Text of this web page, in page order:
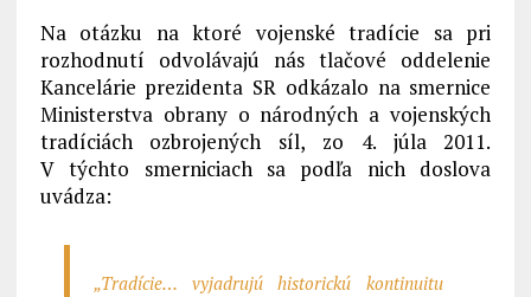
Na otázku na ktoré vojenské tradície sa pri
rozhodnutí odvolávajú nás tlačové oddelenie
Kancelárie prezidenta SR odkázalo na smernice
Ministerstva obrany o národných a vojenských
tradíciách ozbrojených síl, zo 4. júla 2011.
V týchto smerniciach sa podľa nich doslova
uvádza:
„Tradície… vyjadrujú historickú kontinuitu